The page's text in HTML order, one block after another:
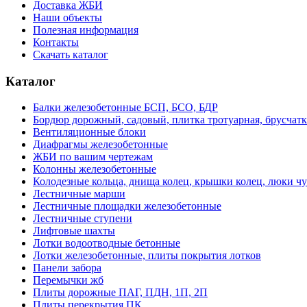
Доставка ЖБИ
Наши объекты
Полезная информация
Контакты
Скачать каталог
Каталог
Балки железобетонные БСП, БСО, БДР
Бордюр дорожный, садовый, плитка тротуарная,
Вентиляционные блоки
Диафрагмы железобетонные
ЖБИ по вашим чертежам
Колонны железобетонные
Колодезные кольца, днища колец, крышки колец, люки
Лестничные марши
Лестничные площадки железобетонные
Лестничные ступени
Лифтовые шахты
Лотки водоотводные бетонные
Лотки железобетонные, плиты покрытия лотков
Панели забора
Перемычки жб
Плиты дорожные ПАГ, ПДН, 1П, 2П